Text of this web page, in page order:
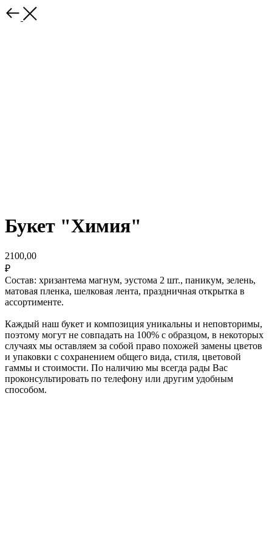
Букет "Химия"
2100,00
₽
Состав: хризантема магнум, эустома 2 шт., паникум, зелень,
матовая пленка, шелковая лента, праздничная открытка в
ассортименте.
Каждый наш букет и композиция уникальны и неповторимы,
поэтому могут не совпадать на 100% с образцом, в некоторых
случаях мы оставляем за собой право похожей замены цветов
и упаковки с сохранением общего вида, стиля, цветовой
гаммы и стоимости. По наличию мы всегда рады Вас
проконсультировать по телефону или другим удобным
способом.